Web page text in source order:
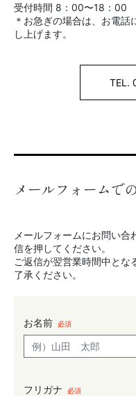
受付時間 8：00〜18：00
＊お急ぎの場合は、お電
し上げます。
TEL.
メールフォームで
メールフォームにお問い
信を押してください。
ご返信が翌営業時間中とな
了承ください。
お名前 必須
フリガナ 必須